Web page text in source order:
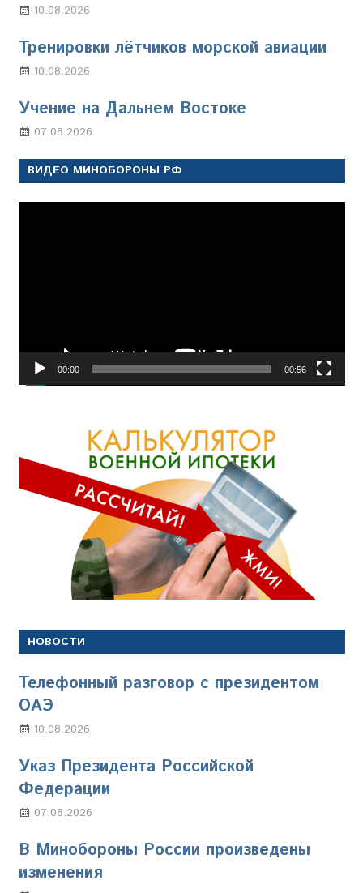
10.08.2026
Тренировки лётчиков морской авиации
10.08.2026
Учение на Дальнем Востоке
07.08.2026
ВИДЕО МИНОБОРОНЫ РФ
00:00 00:56
НОВОСТИ
Телефонный разговор с президентом
ОАЭ
10.08.2026
Указ Президента Российской
Федерации
07.08.2026
В Минобороны России произведены
изменения